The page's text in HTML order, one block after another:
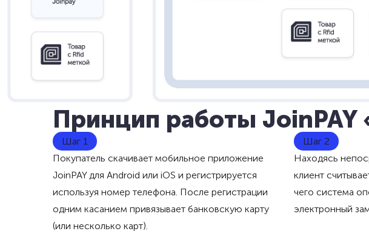
Принцип работы JoinPAY
Шаг 1
Покупатель скачивает мобильное приложение
JoinPAY для Android или iOS и регистрируется
используя номер телефона. После регистрации
одним касанием привязывает банковскую карту
(или несколько карт).
Шаг 2
Находясь
клиент
чего система
электронный